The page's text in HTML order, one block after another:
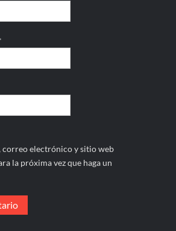
correo electrónico y sitio web
la próxima vez que haga un